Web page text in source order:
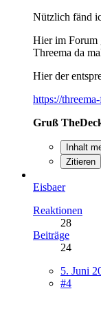
Nützlich fänd
Hier im Forum
Threema da
Hier der
https://
Gruß
Inhalt
Zitieren
Eisbaer
Reaktionen
28
Beiträge
24
5. Juni
#4